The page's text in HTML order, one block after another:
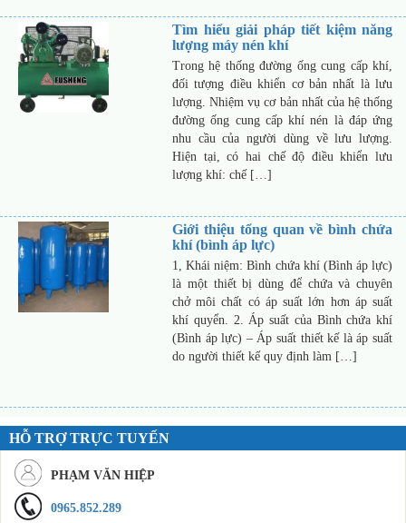
Tìm hiểu giải pháp tiết kiệm năng
lượng máy nén khí
Trong hệ thống đường ống cung cấp khí,
đối tượng điều khiển cơ bản nhất là lưu
lượng. Nhiệm vụ cơ bản nhất của hệ thống
đường ống cung cấp khí nén là đáp ứng
nhu cầu của người dùng về lưu lượng.
Hiện tại, có hai chế độ điều khiển lưu
lượng khí: chế […]
Giới thiệu tổng quan về bình chứa
khí (bình áp lực)
1, Khái niệm: Bình chứa khí (Bình áp lực)
là một thiết bị dùng để chứa và chuyên
chở môi chất có áp suất lớn hơn áp suất
khí quyển. 2. Áp suất của Bình chứa khí
(Bình áp lực) – Áp suất thiết kế là áp suất
do người thiết kế quy định làm […]
HỖ TRỢ TRỰC TUYẾN
PHẠM VĂN HIỆP
0965.852.289